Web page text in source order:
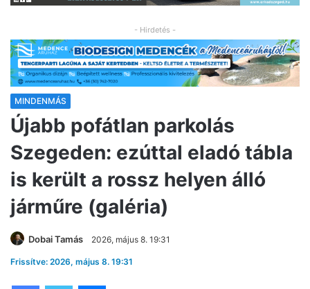
- Hirdetés -
MINDENMÁS
Újabb pofátlan parkolás
Szegeden: ezúttal eladó tábla
is került a rossz helyen álló
járműre (galéria)
Dobai Tamás 2026, május 8. 19:31
Frissítve: 2026, május 8. 19:31